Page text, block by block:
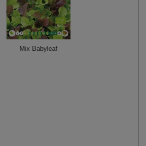
Mix Babyleaf